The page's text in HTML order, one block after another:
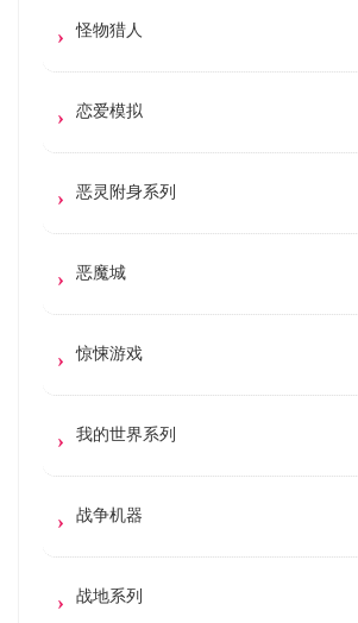
怪物猎人
恋爱模拟
恶灵附身系列
恶魔城
惊悚游戏
我的世界系列
战争机器
战地系列